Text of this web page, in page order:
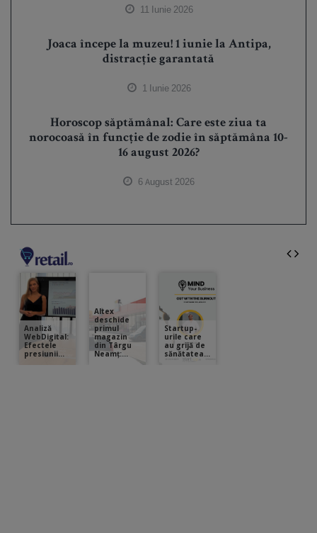
11 Iunie 2026
Joaca începe la muzeu! 1 iunie la Antipa,
distracție garantată
1 Iunie 2026
Horoscop săptămânal: Care este ziua ta
norocoasă în funcție de zodie în săptămâna 10-
16 august 2026?
6 August 2026